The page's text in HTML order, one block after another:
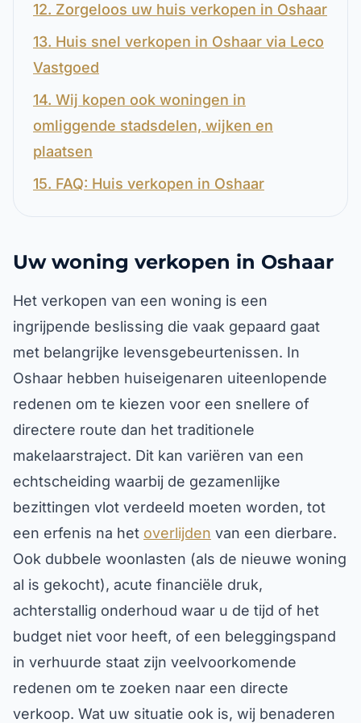
12. Zorgeloos uw huis verkopen in Oshaar
13. Huis snel verkopen in Oshaar via Leco
Vastgoed
14. Wij kopen ook woningen in
omliggende stadsdelen, wijken en
plaatsen
15. FAQ: Huis verkopen in Oshaar
Uw woning verkopen in Oshaar
Het verkopen van een woning is een
ingrijpende beslissing die vaak gepaard gaat
met belangrijke levensgebeurtenissen. In
Oshaar hebben huiseigenaren uiteenlopende
redenen om te kiezen voor een snellere of
directere route dan het traditionele
makelaarstraject. Dit kan variëren van een
echtscheiding waarbij de gezamenlijke
bezittingen vlot verdeeld moeten worden, tot
een erfenis na het overlijden van een dierbare.
Ook dubbele woonlasten (als de nieuwe woning
al is gekocht), acute financiële druk,
achterstallig onderhoud waar u de tijd of het
budget niet voor heeft, of een beleggingspand
in verhuurde staat zijn veelvoorkomende
redenen om te zoeken naar een directe
verkoop. Wat uw situatie ook is, wij benaderen